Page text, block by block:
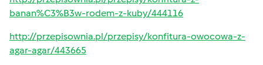
banan%C3%B3w-rodem-z-kuby/444116
http://przepisownia.pl/przepisy/konfitura-owocowa-z-
agar-agar/443665